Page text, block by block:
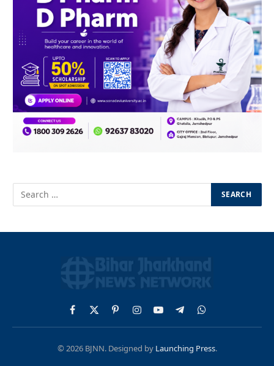
Facebook
X
(Twitter)
PinterestInstagram
YouTubeTelegramWhatsApp
© 2026 BJNN. Designed by Launching Press.